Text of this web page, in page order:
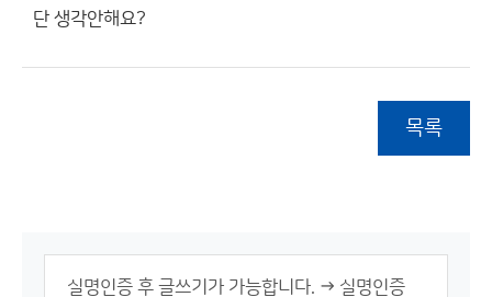
단 생각안해요?
목록